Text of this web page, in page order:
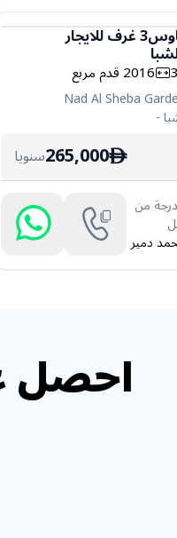
3غرفللايجار
3
2016قدم مربع
Nad Al Sheba
-
ê
265,000سنويا
من
دمير
احصل